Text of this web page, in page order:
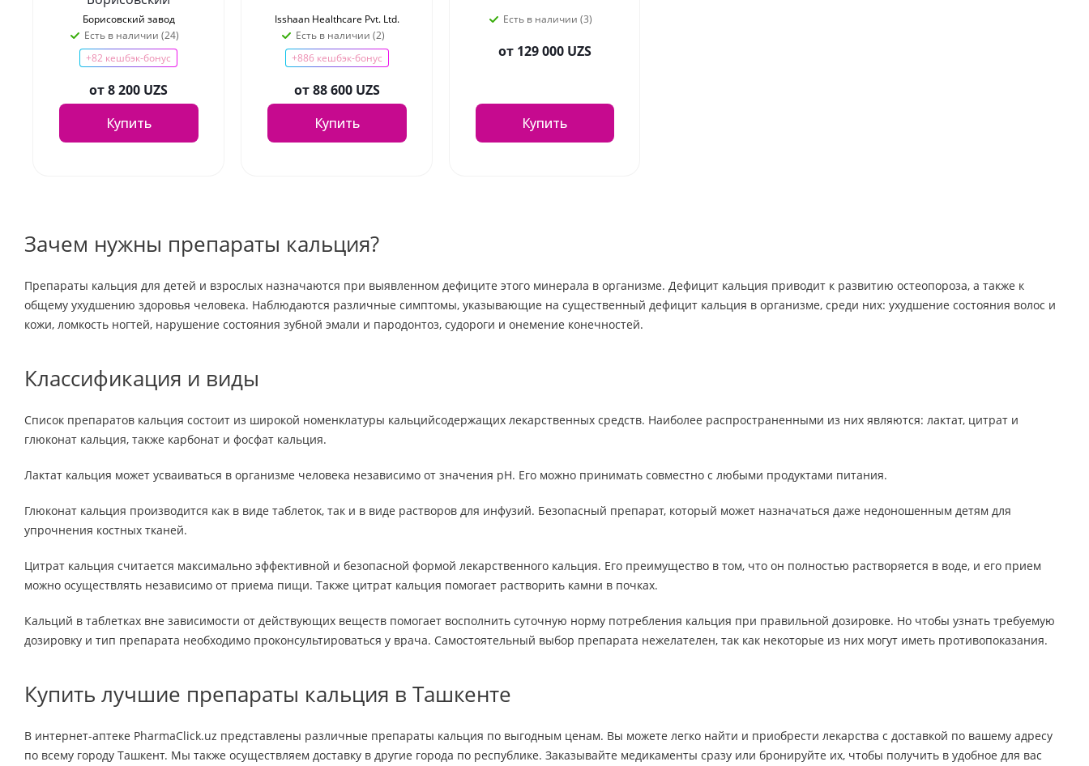
Борисовский завод
Есть в наличии (24)
+82 кешбэк-бонус
от8 200 UZS
Купить
Isshaan Healthcare Pvt. Ltd.
Есть в наличии (2)
+886 кешбэк-бонус
от88 600 UZS
Купить
Есть в наличии (3)
от 129 000 UZS
Купить
Зачем нужны препараты кальция?
Препараты кальция для детей и взрослых назначаются при выявленном дефиците этого минерала в организме. Дефицит кальция приводит к развитию остеопороза, а также к
общему ухудшению здоровья человека. Наблюдаются различные симптомы, указывающие на существенный дефицит кальция в организме, среди них: ухудшение состояния волос и
кожи, ломкость ногтей, нарушение состояния зубной эмали и пародонтоз, судороги и онемение конечностей.
Классификация и виды
Список препаратов кальция состоит из широкой номенклатуры кальцийсодержащих лекарственных средств. Наиболее распространенными из них являются: лактат, цитрат и
глюконат кальция, также карбонат и фосфат кальция.
Лактат кальция может усваиваться в организме человека независимо от значения pH. Его можно принимать совместно с любыми продуктами питания.
Глюконат кальция производится как в виде таблеток, так и в виде растворов для инфузий. Безопасный препарат, который может назначаться даже недоношенным детям для
упрочнения костных тканей.
Цитрат кальция считается максимально эффективной и безопасной формой лекарственного кальция. Его преимущество в том, что он полностью растворяется в воде, и его прием
можно осуществлять независимо от приема пищи. Также цитрат кальция помогает растворить камни в почках.
Кальций в таблетках вне зависимости от действующих веществ помогает восполнить суточную норму потребления кальция при правильной дозировке. Но чтобы узнать требуемую
дозировку и тип препарата необходимо проконсультироваться у врача. Самостоятельный выбор препарата нежелателен, так как некоторые из них могут иметь противопоказания.
Купить лучшие препараты кальция в Ташкенте
В интернет-аптеке PharmaClick.uz представлены различные препараты кальция по выгодным ценам. Вы можете легко найти и приобрести лекарства с доставкой по вашему адресу
по всему городу Ташкент. Мы также осуществляем доставку в другие города по республике. Заказывайте медикаменты сразу или бронируйте их, чтобы получить в удобное для вас